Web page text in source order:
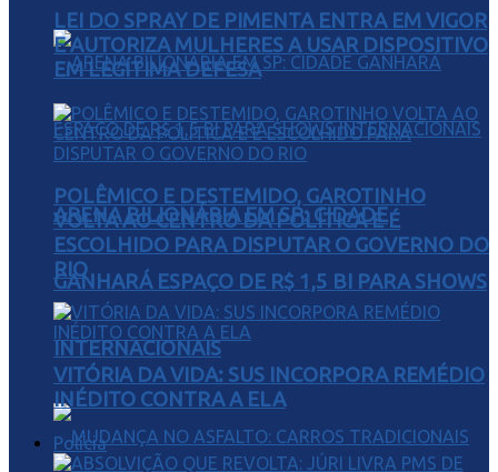
ARENA BILIONÁRIA EM SP: CIDADE
GANHARÁ ESPAÇO DE R$ 1,5 BI PARA SHOWS
INTERNACIONAIS
LEI DO SPRAY DE PIMENTA ENTRA EM VIGOR
E AUTORIZA MULHERES A USAR DISPOSITIVO
EM LEGÍTIMA DEFESA
POLÊMICO E DESTEMIDO, GAROTINHO
VOLTA AO CENTRO DA POLÍTICA E É
ESCOLHIDO PARA DISPUTAR O GOVERNO DO
RIO
VITÓRIA DA VIDA: SUS INCORPORA REMÉDIO
INÉDITO CONTRA A ELA
Polícia